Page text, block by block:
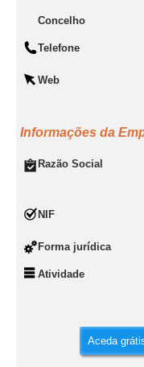
Concelho
Telefone
Web
Informações da
Razão Social
NIF
Forma jurídica
Atividade
Aceda